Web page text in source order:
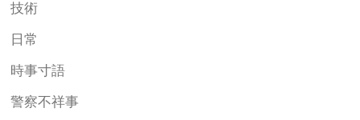
技術
日常
時事寸語
警察不祥事